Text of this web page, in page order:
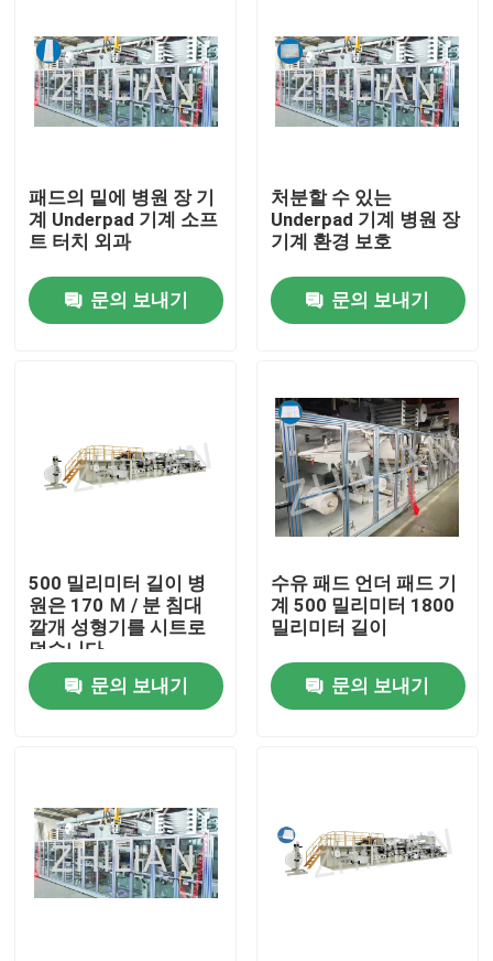
집
우리에 대하여
품질 관리
연락주세요
경우
성인용 기저귀 기계
패드의 밑에 병원 장 기
계 Underpad 기계 소프
트 터치 외과
문의 보내기
처분할 수 있는
Underpad 기계 병원 장
기계 환경 보호
문의 보내기
500 밀리미터 길이 병
원은 170 Ｍ / 분 침대
깔개 성형기를 시트로
덮습니다
문의 보내기
수유 패드 언더 패드 기
계 500 밀리미터 1800
밀리미터 길이
문의 보내기